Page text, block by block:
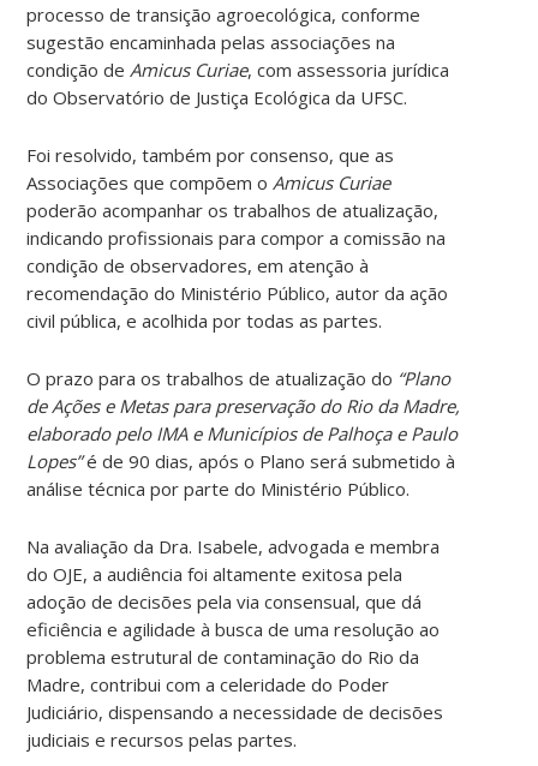
processo de transição agroecológica, conforme
sugestão encaminhada pelas associações na
condição de Amicus Curiae, com assessoria jurídica
do Observatório de Justiça Ecológica da UFSC.
Foi resolvido, também por consenso, que as
Associações que compõem o Amicus Curiae
poderão acompanhar os trabalhos de atualização,
indicando profissionais para compor a comissão na
condição de observadores, em atenção à
recomendação do Ministério Público, autor da ação
civil pública, e acolhida por todas as partes.
O prazo para os trabalhos de atualização do “Plano
de Ações e Metas para preservação do Rio da Madre,
elaborado pelo IMA e Municípios de Palhoça e Paulo
Lopes”é de 90 dias, após o Plano será submetido à
análise técnica por parte do Ministério Público.
Na avaliação da Dra. Isabele, advogada e membra
do OJE, a audiência foi altamente exitosa pela
adoção de decisões pela via consensual, que dá
eficiência e agilidade à busca de uma resolução ao
problema estrutural de contaminação do Rio da
Madre, contribui com a celeridade do Poder
Judiciário, dispensando a necessidade de decisões
judiciais e recursos pelas partes.